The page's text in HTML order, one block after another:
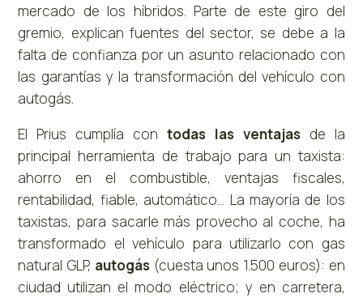
mercado de los híbridos. Parte de este giro del
gremio, explican fuentes del sector, se debe a la
falta de confianza por un asunto relacionado con
las garantías y la transformación del vehículo con
autogás.
El Prius cumplía con todas las ventajas de la
principal herramienta de trabajo para un taxista:
ahorro en el combustible, ventajas fiscales,
rentabilidad, fiable, automático… La mayoría de los
taxistas, para sacarle más provecho al coche, ha
transformado el vehículo para utilizarlo con gas
natural GLP, autogás (cuesta unos 1.500 euros): en
ciudad utilizan el modo eléctrico; y en carretera,